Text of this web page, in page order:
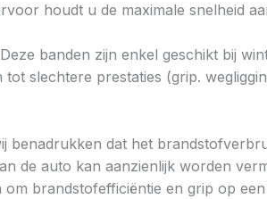
houdt u de maximale snelheid
banden zijn enkel geschikt bij
slechtere prestaties (grip.
benadrukken dat het
de auto kan aanzienlijk worden
brandstofefficiëntie en grip op